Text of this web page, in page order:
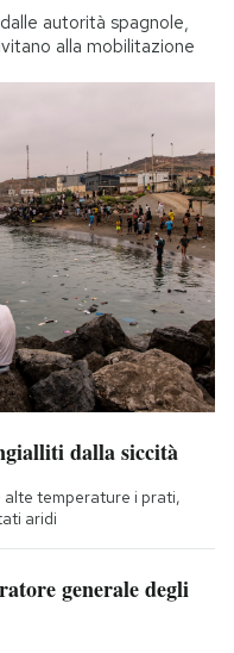
autorità spagnole,
alla mobilitazione
dalla siccità
alte temperature i prati,
aridi
generale degli